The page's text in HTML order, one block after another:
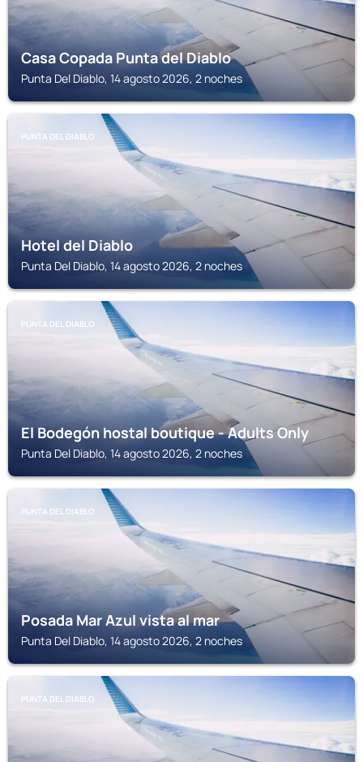
Casa Copada Punta del Diablo
Punta Del Diablo, 14 agosto 2026, 2 noches
PUNTA DEL DIABLO
Hotel del Diablo
Punta Del Diablo, 14 agosto 2026, 2 noches
PUNTA DEL DIABLO
El Bodegón hostal boutique - Adults Only
Punta Del Diablo, 14 agosto 2026, 2 noches
PUNTA DEL DIABLO
Posada Mar Azul vista al mar
Punta Del Diablo, 14 agosto 2026, 2 noches
PUNTA DEL DIABLO